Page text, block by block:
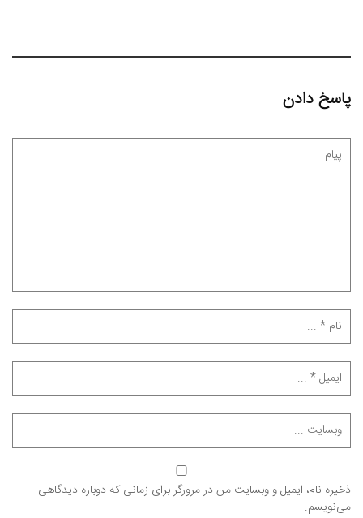
پاسخ دادن
ذخیره نام، ایمیل و وبسایت من در مرورگر برای زمانی که دوباره دیدگاهی
می‌نویسم.